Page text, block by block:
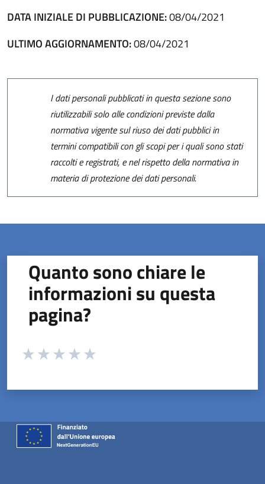
DATA INIZIALE DI PUBBLICAZIONE:08/04/2021
ULTIMO AGGIORNAMENTO:08/04/2021
I dati personali pubblicati in questa sezione sono
riutilizzabili solo alle condizioni previste dalla
normativa vigente sul riuso dei dati pubblici in
termini compatibili con gli scopi per i quali sono stati
raccolti e registrati, e nel rispetto della normativa in
materia di protezione dei dati personali.
Quanto sono chiare le
informazioni su questa
pagina?
Valuta da 1 a 5 stelle la pagina